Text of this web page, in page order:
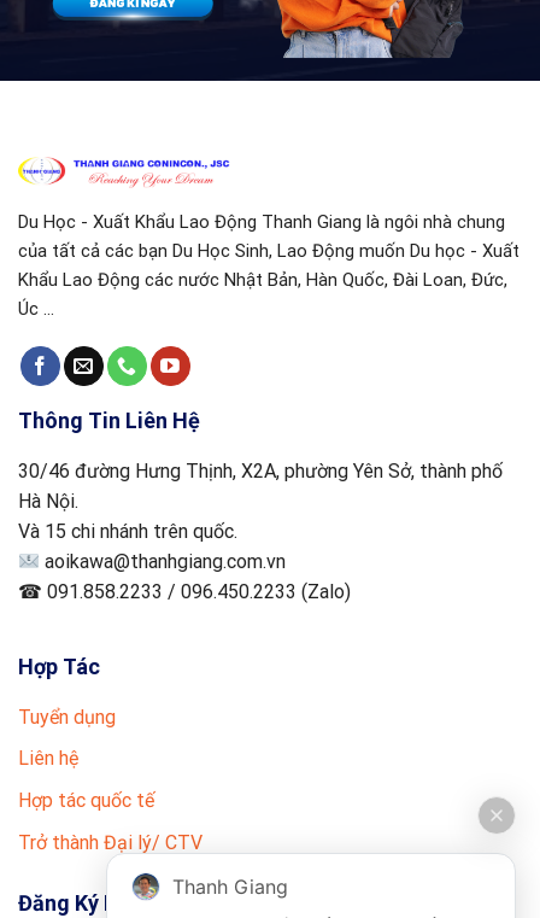
Du Học - Xuất Khẩu Lao Động Thanh Giang là ngôi nhà chung
của tất cả các bạn Du Học Sinh, Lao Động muốn Du học - Xuất
Khẩu Lao Động các nước Nhật Bản, Hàn Quốc, Đài Loan, Đức,
Úc ...
Thông Tin Liên Hệ
30/46 đường Hưng Thịnh, X2A, phường Yên Sở, thành phố
Hà Nội.
Và 15 chi nhánh trên quốc.
aoikawa@thanhgiang.com.vn
☎ 091.858.2233 / 096.450.2233 (Zalo)
Hợp Tác
Tuyển dụng
Liên hệ
Hợp tác quốc tế
Trở thành Đại lý/ CTV
Đăng Ký Nhận Tin
Thanh Giang